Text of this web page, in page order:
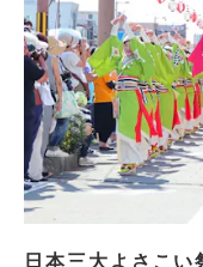
日本三大よさこい